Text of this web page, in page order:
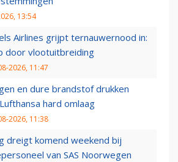
13:54
Airlines grijpt ternauwernood in:
door vlootuitbreiding
2026, 11:47
en dure brandstof drukken
hard omlaag
2026, 11:38
dreigt komend weekend bij
van SAS Noorwegen